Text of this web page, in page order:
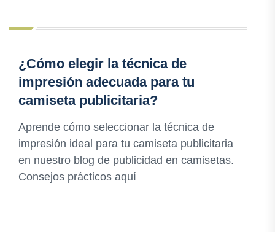
¿Cómo elegir la técnica de
impresión adecuada para tu
camiseta publicitaria?
Aprende cómo seleccionar la técnica de
impresión ideal para tu camiseta publicitaria
en nuestro blog de publicidad en camisetas.
Consejos prácticos aquí